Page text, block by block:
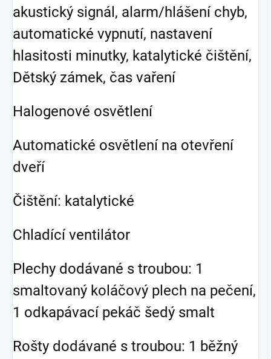
akustický signál, alarm/hlášení chyb,
automatické vypnutí, nastavení
hlasitosti minutky, katalytické čištění,
Dětský zámek, čas vaření
Halogenové osvětlení
Automatické osvětlení na otevření
dveří
Čištění: katalytické
Chladící ventilátor
Plechy dodávané s troubou: 1
smaltovaný koláčový plech na pečení,
1 odkapávací pekáč šedý smalt
Rošty dodávané s troubou: 1 běžný